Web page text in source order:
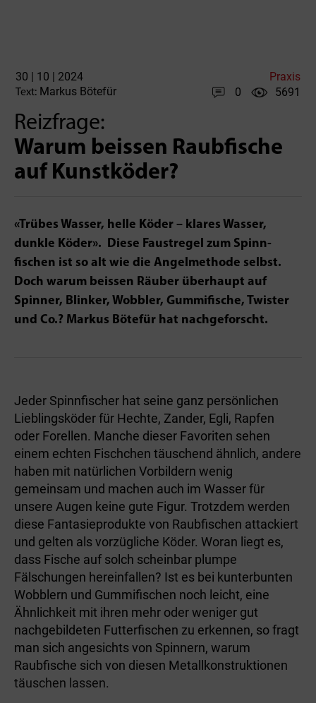
30 | 10 | 2024 Praxis
Text: Markus Bötefür 0 5691
Reizfrage:
Warum beissen Raubfische
auf Kunstköder?
«Trübes Wasser, helle Köder – klares Wasser,
dunkle Köder». Diese Faustregel zum Spinn­
fischen ist so alt wie die Angelmethode selbst.
Doch warum beissen Räuber überhaupt auf
Spinner, Blinker, Wobbler­, Gummifische, Twister
und Co.? Markus Bötefür hat nach­geforscht.
Jeder Spinnfischer hat seine ganz persönlichen
Lieblingsköder für Hechte, Zander, Egli, Rapfen
oder Forellen. Manche dieser Favoriten sehen
einem echten Fischchen täuschend ähnlich, andere
haben mit natürlichen Vorbildern wenig
gemeinsam und machen auch im Wasser für
unsere Augen keine gute Figur. Trotzdem werden
diese Fantasieprodukte von Raubfischen attackiert
und gelten als vorzügliche Köder. Woran liegt es,
dass Fische auf solch scheinbar plumpe
Fälschungen hereinfallen? Ist es bei kunterbunten
Wobblern und Gummifischen noch leicht, eine
Ähnlichkeit mit ihren mehr oder weniger gut
nachgebildeten Futterfischen zu erkennen, so fragt
man sich angesichts von Spinnern, warum
Raubfische sich von diesen Metallkonstruktionen
täuschen lassen.